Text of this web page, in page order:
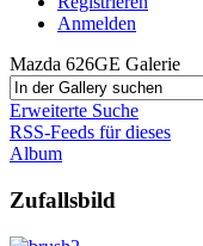
Anmelden
Mazda 626GE Galerie
Erweiterte Suche
RSS-Feeds für dieses
Album
Zufallsbild